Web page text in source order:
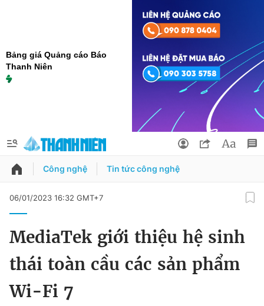
Bảng giá Quảng cáo Báo
Thanh Niên
QUẢNG CÁO ĐẶT BÁO
Đổi mật khẩu
Tin đã lưu
Tin đã xem
Công nghệ Tin tức công nghệ
06/01/2023 16:32 GMT+7
MediaTek giới thiệu hệ sinh
thái toàn cầu các sản phẩm
Wi-Fi 7